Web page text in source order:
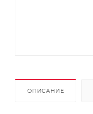
ОПИСАНИЕ